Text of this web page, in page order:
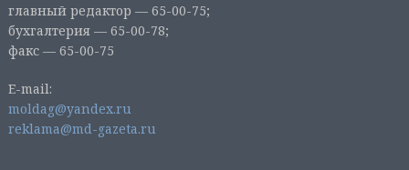
главный редактор — 65-00-75;
бухгалтерия — 65-00-78;
факс — 65-00-75
E-mail:
moldag@yandex.ru
reklama@md-gazeta.ru